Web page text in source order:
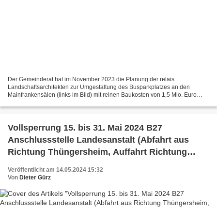
Der Gemeinderat hat im November 2023 die Planung der relais
Landschaftsarchitekten zur Umgestaltung des Busparkplatzes an den
Mainfrankensälen (links im Bild) mit reinen Baukosten von 1,5 Mio. Euro
Vollsperrung 15. bis 31. Mai 2024 B27
Anschlussstelle Landesanstalt (Abfahrt aus
Richtung Thüngersheim, Auffahrt Richtung
Veröffentlicht am 14.05.2024 15:32
Von Dieter Gürz